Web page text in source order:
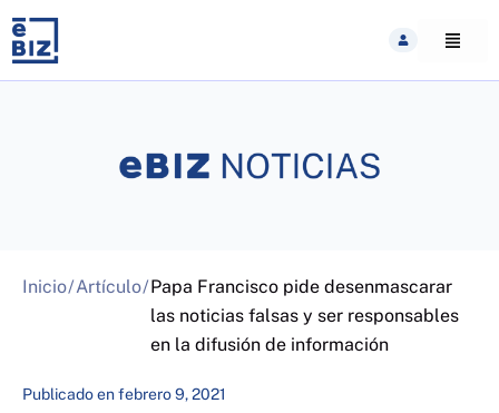
content
Inicio/Artículo/Papa Francisco pide desenmascarar
las noticias falsas y ser responsables
en la difusión de información
Publicado enfebrero 9, 2021